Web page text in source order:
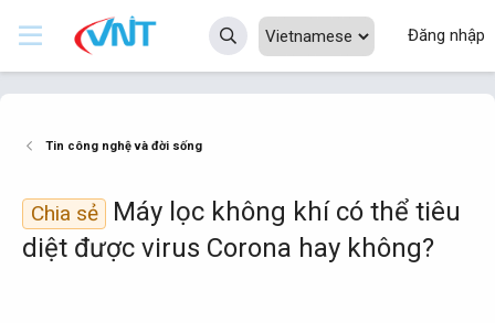
Đăng nhập
Tin công nghệ và đời sống
Chia sẻ
Máy lọc không khí có thể tiêu
diệt được virus Corona hay không?